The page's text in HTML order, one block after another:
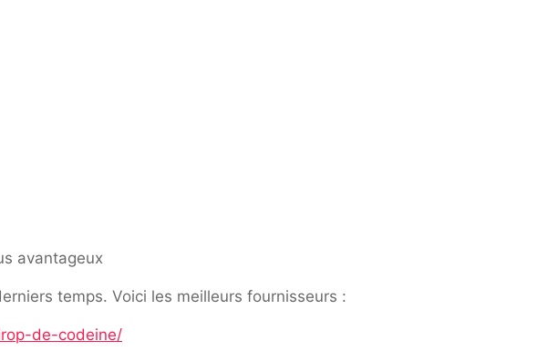
avantageux
temps. Voici les meilleurs fournisseurs :
de-codeine/